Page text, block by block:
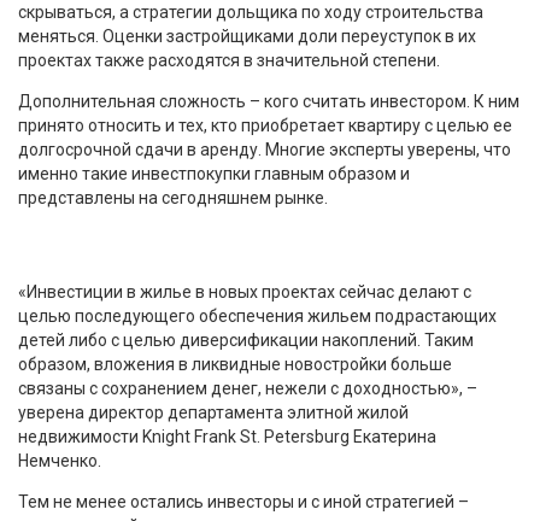
скрываться, а стратегии дольщика по ходу строительства
меняться. Оценки застройщиками доли переуступок в их
проектах также расходятся в значительной степени.
Дополнительная сложность – кого считать инвестором. К ним
принято относить и тех, кто приобретает квартиру с целью ее
долгосрочной сдачи в аренду. Многие эксперты уверены, что
именно такие инвестпокупки главным образом и
представлены на сегодняшнем рынке.
«Инвестиции в жилье в новых проектах сейчас делают с
целью последующего обеспечения жильем подрастающих
детей либо с целью диверсификации накоплений. Таким
образом, вложения в ликвидные новостройки больше
связаны с сохранением денег, нежели с доходностью», –
уверена директор департамента элитной жилой
недвижимости Knight Frank St. Petersburg Екатерина
Немченко.
Тем не менее остались инвесторы и с иной стратегией –